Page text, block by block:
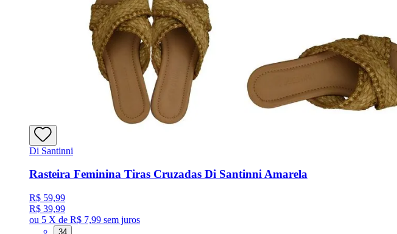
Di Santinni
Rasteira Feminina Tiras Cruzadas Di Santinni Amarela
R$ 59,99
R$ 39,99
ou 5 X de R$ 7,99 sem juros
34